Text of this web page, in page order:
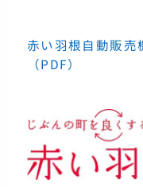
赤い羽根自動販売
（PDF）